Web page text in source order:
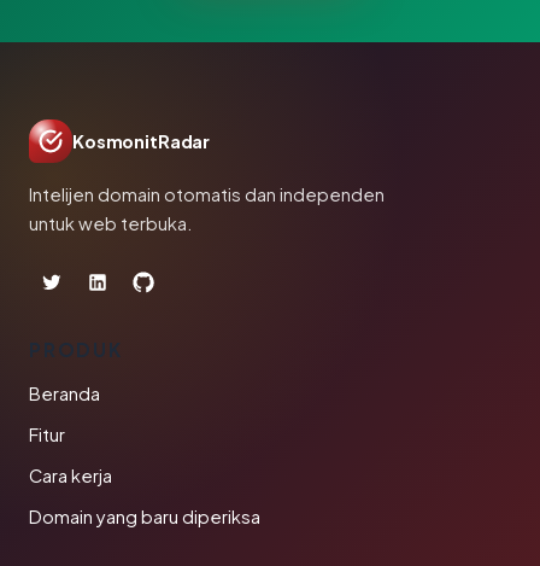
KosmonitRadar
Intelijen domain otomatis dan independen
untuk web terbuka.
PRODUK
Beranda
Fitur
Cara kerja
Domain yang baru diperiksa